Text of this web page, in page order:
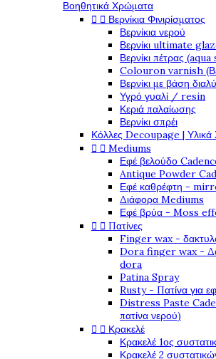
Βοηθητικά Χρώματα
  Βερνίκια Φινιρίσματος
Βερνίκια νερού
Βερνίκι ultimate
Βερνίκι πέτρας
Colouron varnish
Βερνίκι με βάση
Υγρό γυαλί / resin
Κεριά παλαίωσης
Βερνίκι σπρέι
Κόλλες Decoupage | Υλικά
  Mediums
Εφέ βελούδο
Antique Powder
Εφέ καθρέφτη -
Διάφορα Mediums
Εφέ βρύα - Moss
  Πατίνες
Finger wax -
Dora finger wax -
dora
Patina Spray
Rusty - Πατίνα για
Distress Paste
πατίνα νερού)
  Κρακελέ
Κρακελέ 1ος
Κρακελέ 2